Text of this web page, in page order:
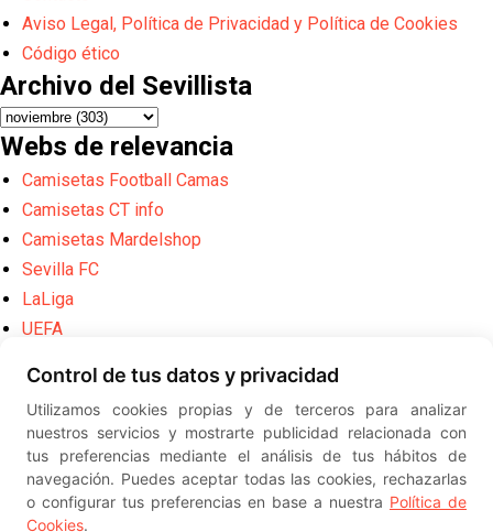
Aviso Legal, Política de Privacidad y Política de Cookies
Código ético
Archivo del Sevillista
Webs de relevancia
Camisetas Football Camas
Camisetas CT info
Camisetas Mardelshop
Sevilla FC
LaLiga
UEFA
Translate
Powered by
Translate
Diseño web creado porErick
©ElSevillista.es - Información sobre
el Sevilla FC, Sevilla Atlético, Sevilla Femenino y su Cantera
Control de tus datos y privacidad
Utilizamos cookies propias y de terceros para analizar
nuestros servicios y mostrarte publicidad relacionada con
tus preferencias mediante el análisis de tus hábitos de
navegación. Puedes aceptar todas las cookies, rechazarlas
o configurar tus preferencias en base a nuestra Política de
Cookies.